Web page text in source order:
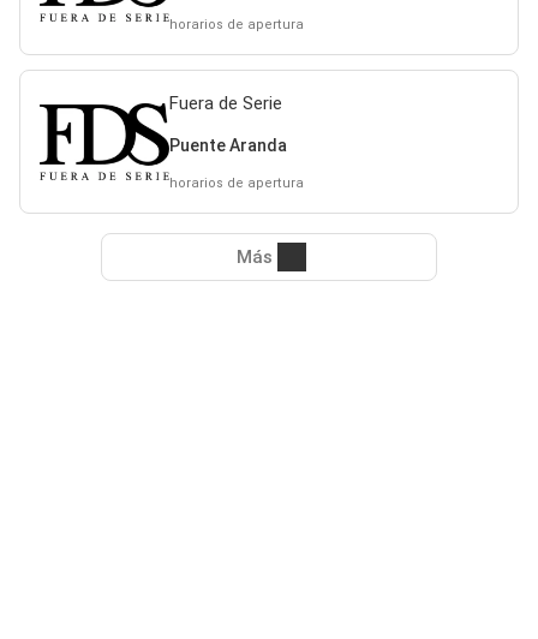
horarios de apertura
Fuera de Serie
Puente Aranda
horarios de apertura
Más